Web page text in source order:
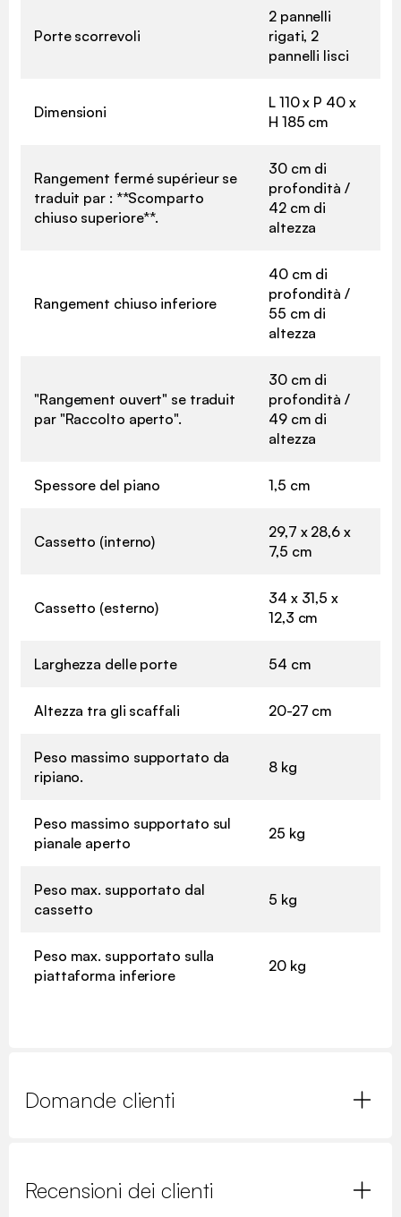
Porte scorrevoli
2 pannelli
rigati, 2
pannelli lisci
Dimensioni
L 110 x P 40 x
H 185 cm
Rangement fermé supérieur se
traduit par : **Scomparto
chiuso superiore**.
30 cm di
profondità /
42 cm di
altezza
Rangement chiuso inferiore
40 cm di
profondità /
55 cm di
altezza
"Rangement ouvert" se traduit
par "Raccolto aperto".
30 cm di
profondità /
49 cm di
altezza
Spessore del piano 1,5 cm
Cassetto (interno)
29,7 x 28,6 x
7,5 cm
Cassetto (esterno)
34 x 31,5 x
12,3 cm
Larghezza delle porte 54 cm
Altezza tra gli scaffali 20-27 cm
Peso massimo supportato da
ripiano.
8 kg
Peso massimo supportato sul
pianale aperto
25 kg
Peso max. supportato dal
cassetto
5 kg
Peso max. supportato sulla
piattaforma inferiore
20 kg
Domande clienti
Recensioni dei clienti